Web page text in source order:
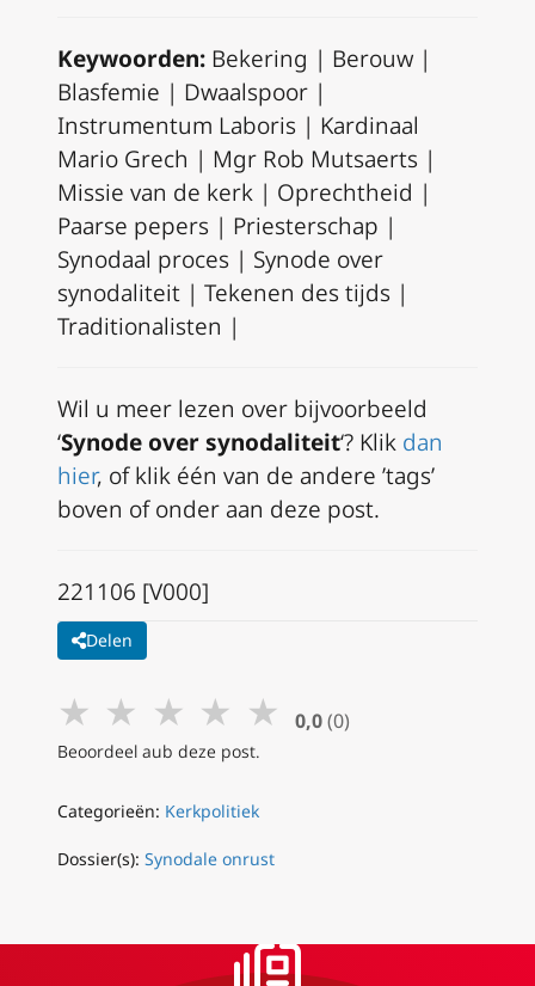
Keywoorden: Bekering | Berouw |
Blasfemie | Dwaalspoor |
Instrumentum Laboris | Kardinaal
Mario Grech | Mgr Rob Mutsaerts |
Missie van de kerk | Oprechtheid |
Paarse pepers | Priesterschap |
Synodaal proces | Synode over
synodaliteit | Tekenen des tijds |
Traditionalisten |
Wil u meer lezen over bijvoorbeeld
‘Synode over synodaliteit‘? Klik dan
hier, of klik één van de andere ’tags’
boven of onder aan deze post.
221106 [V000]
Delen
★ ★ ★ ★ ★ 0,0 (0)
Beoordeel aub deze post.
Categorieën: Kerkpolitiek
Dossier(s): Synodale onrust